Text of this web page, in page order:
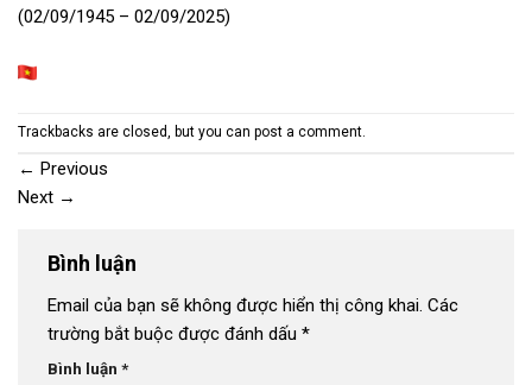
(02/09/1945 – 02/09/2025)
Trackbacks are closed, but you can post a comment
← Previous
Next →
Bình luận
Email của bạn sẽ không được hiển thị công khai. Các
trường bắt buộc được đánh dấu *
Bình luận *